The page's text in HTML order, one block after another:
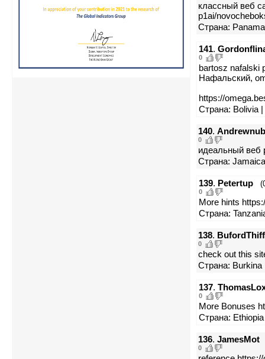
классный веб
p1ai/
Страна:
141.
0
bartosz nafalski
Нафальский,
https://
Страна: Bolivia
140. Andrewnub
0
идеальный веб
Страна:
139. Petertup
0
More hints
Страна:
138. BufordThiff
0
check out this
Страна: Burkina
137.
0
More Bonuses
Страна:
136. JamesMot
0